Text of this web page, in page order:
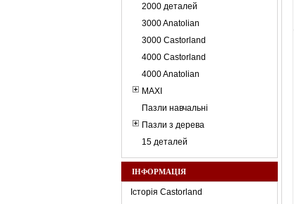
2000 деталей
3000 Anatolian
3000 Castorland
4000 Castorland
4000 Anatolian
MAXI
Пазли навчальні
Пазли з дерева
15 деталей
ІНФОРМАЦІЯ
Історія Castorland